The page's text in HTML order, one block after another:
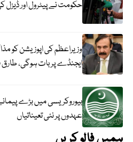
حکومت نے پیٹرول اور
وزیراعظم کی اپوزیشن کو
ایجنڈے پر بات ہوگی،
بیوروکریسی میں بڑے پیمانے
عہدوں پر نئی تعیناتیاں